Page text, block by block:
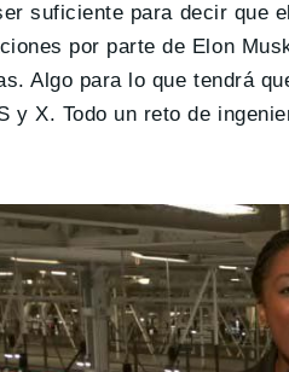
suficiente para decir que
por parte de Elon
Algo para lo que tendrá
y X. Todo un reto de